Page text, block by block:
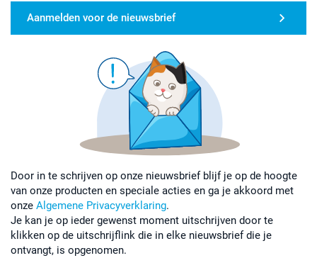
Aanmelden voor de nieuwsbrief
Door in te schrijven op onze nieuwsbrief blijf je op de hoogte
van onze producten en speciale acties en ga je akkoord met
onze Algemene Privacyverklaring.
Je kan je op ieder gewenst moment uitschrijven door te
klikken op de uitschrijflink die in elke nieuwsbrief die je
ontvangt, is opgenomen.